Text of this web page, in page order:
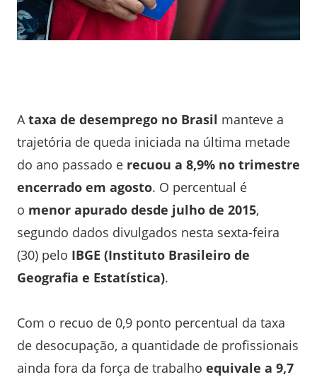
A taxa de desemprego no Brasil manteve a
trajetória de queda iniciada na última metade
do ano passado e recuou a 8,9% no trimestre
encerrado em agosto. O percentual é
o menor apurado desde julho de 2015,
segundo dados divulgados nesta sexta-feira
(30) pelo IBGE (Instituto Brasileiro de
Geografia e Estatística).
Com o recuo de 0,9 ponto percentual da taxa
de desocupação, a quantidade de profissionais
ainda fora da força de trabalho equivale a 9,7